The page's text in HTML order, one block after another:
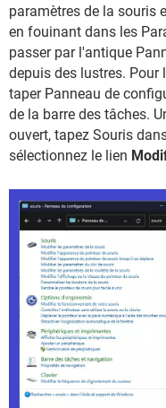
paramètres de la souris
en fouinant dans les
passer par l'antique
depuis des lustres. Pour
taper Panneau de
de la barre des tâches.
ouvert, tapez Souris
sélectionnez le lien